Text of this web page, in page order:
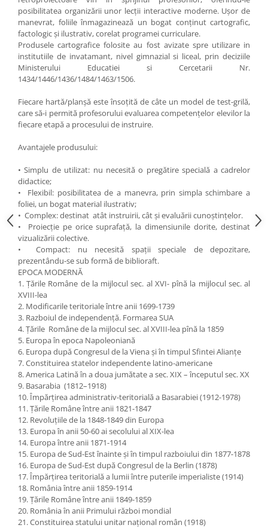
Accesorii
Panouri Afisare
Table magnetice din sticla
posibilitatea organizării unor lecţii interactive moderne. Uşor de
manevrat, foliile înmagazinează un bogat conţinut cartografic,
factologic şi ilustrativ, corelat programei curriculare.
Produsele cartografice folosite au fost avizate spre utilizare in
institutiile de invatamant, nivel gimnazial si liceal, prin deciziile
Ministerului Educatiei si Cercetarii Nr.
1434/1446/1436/1484/1463/1506.
Fiecare hartă/planşă este însoţită de câte un model de test-grilă,
care să-i permită profesorului evaluarea competenţelor elevilor la
fiecare etapă a procesului de instruire.
Avantajele produsului:
• Simplu de utilizat: nu necesită o pregătire specială a cadrelor
didactice;
• Flexibil: posibilitatea de a manevra, prin simpla schimbare a
foliei, un bogat material ilustrativ;
• Complex: destinat atât instruirii, cât şi evaluării cunoştinţelor.
• Proiecţie pe orice suprafaţă, la dimensiunile dorite, destinat
vizualizării colective.
• Compact: nu necesită spaţii speciale de depozitare,
prezentându-se sub formă de biblioraft.
EPOCA MODERNĂ
1. Ţările Române de la mijlocul sec. al XVI- pînă la mijlocul sec. al
XVIII-lea
2. Modificarile teritoriale între anii 1699-1739
3. Razboiul de independenţă. Formarea SUA
4. Ţările Române de la mijlocul sec. al XVIII-lea pînă la 1859
5. Europa în epoca Napoleoniană
6. Europa după Congresul de la Viena şi în timpul Sfintei Alianţe
7. Constituirea statelor independente latino-americane
8. America Latină în a doua jumătate a sec. XIX – începutul sec. XX
9. Basarabia (1812–1918)
10. Împărţirea administrativ-teritorială a Basarabiei (1912-1978)
11. Ţările Române între anii 1821-1847
12. Revoluţiile de la 1848-1849 din Europa
13. Europa în anii 50-60 ai secolului al XIX-lea
14. Europa între anii 1871-1914
15. Europa de Sud-Est înainte şi în timpul razboiului din 1877-1878
16. Europa de Sud-Est după Congresul de la Berlin (1878)
17. Împărţirea teritorială a lumii între puterile imperialiste (1914)
18. România între anii 1859-1914
19. Ţările Române între anii 1849-1859
20. România în anii Primului război mondial
21. Constituirea statului unitar naţional român (1918)